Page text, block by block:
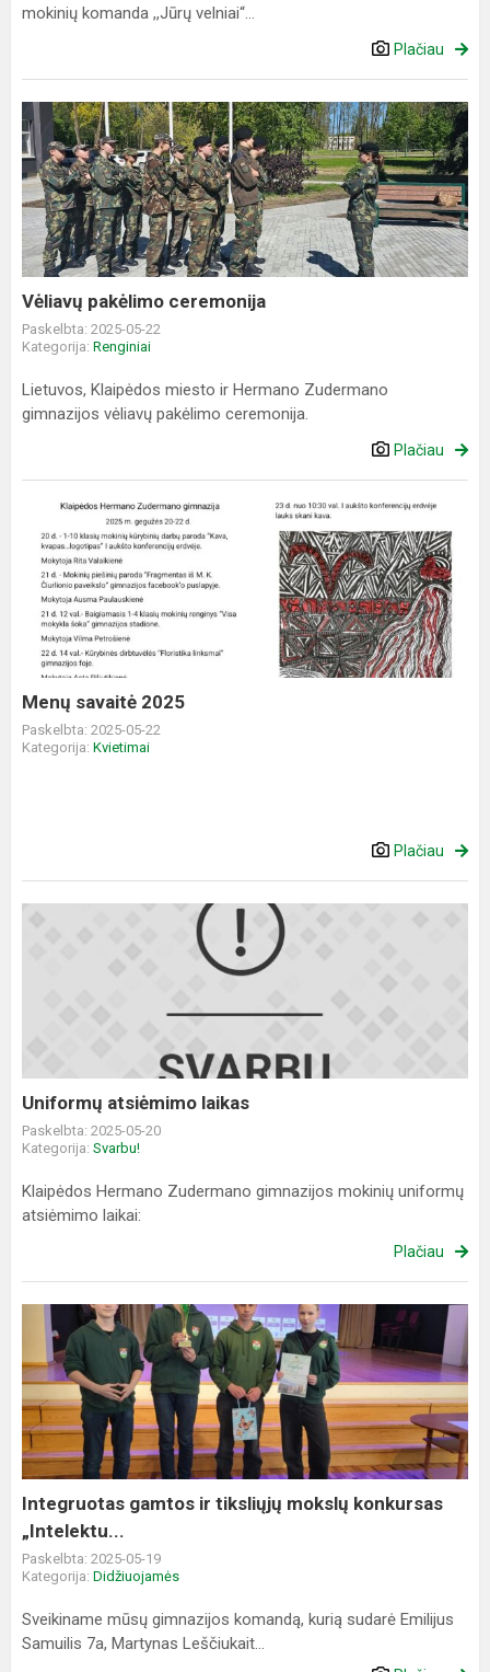
mokinių komanda ,,Jūrų velniai“...
Plačiau
Vėliavų
pakėlimo
ceremonija
Vėliavų pakėlimo ceremonija
Paskelbta: 2025-05-22
Kategorija: Renginiai
Lietuvos, Klaipėdos miesto ir Hermano Zudermano
gimnazijos vėliavų pakėlimo ceremonija.
Plačiau
Menų
savaitė
2025
Menų savaitė 2025
Paskelbta: 2025-05-22
Kategorija: Kvietimai
Plačiau
Uniformų
Uniformų atsiėmimo laikas
Paskelbta: 2025-05-20
Kategorija: Svarbu!
Klaipėdos Hermano Zudermano gimnazijos mokinių uniformų
atsiėmimo laikai:
Plačiau
Integruotas
gamtos
ir
tiksliųjų
mokslų
konkursas
„Intelektu...
Integruotas gamtos ir tiksliųjų mokslų konkursas
„Intelektu...
Paskelbta: 2025-05-19
Kategorija: Didžiuojamės
Sveikiname mūsų gimnazijos komandą, kurią sudarė Emilijus
Samuilis 7a, Martynas Leščiukait...